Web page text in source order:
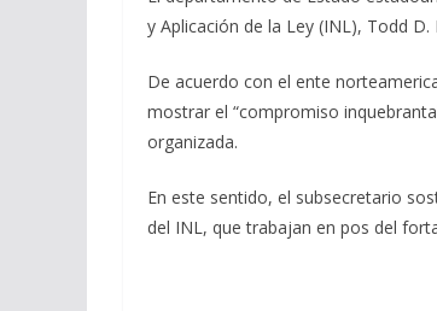
e
o
o
e
gr
a
m
at
s
A
p
ai
y Aplicación de la Ley (INL), Todd
De acuerdo con el ente
mostrar el “compromiso
organizada.
En este sentido, el subsecretario
del INL, que trabajan en pos del